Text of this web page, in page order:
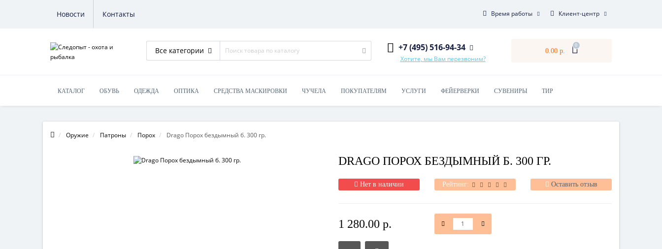
Новости Контакты Время работы Клиент-центр
Все категории +7 (495) 516-94-34
Хотите, мы Вам перезвоним?
0.00 р.
0
КАТАЛОГ ОБУВЬ ОДЕЖДА ОПТИКА СРЕДСТВА МАСКИРОВКИ ЧУЧЕЛА ПОКУПАТЕЛЯМ УСЛУГИ ФЕЙЕРВЕРКИ СУВЕНИРЫ ТИР
ОБУЧЕНИЕ НА ОРУЖИЕ
Оружие Патроны Порох Drago Порох бездымный б. 300 гр.
DRAGO ПОРОХ БЕЗДЫМНЫЙ Б. 300 ГР.
Нет в наличии Рейтинг: Оставить отзыв
1 280.00 р.